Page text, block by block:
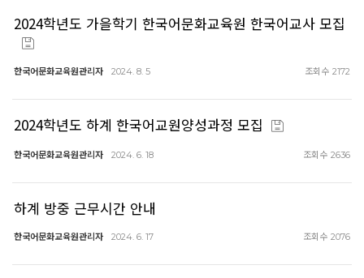
2024학년도 가을학기 한국어문화교육원 한국어교사 모집
한국어문화교육원관리자 2024. 8. 5 조회수 2172
2024학년도 하계 한국어교원양성과정 모집
한국어문화교육원관리자 2024. 6. 18 조회수 2636
하계 방중 근무시간 안내
한국어문화교육원관리자 2024. 6. 17 조회수 2076